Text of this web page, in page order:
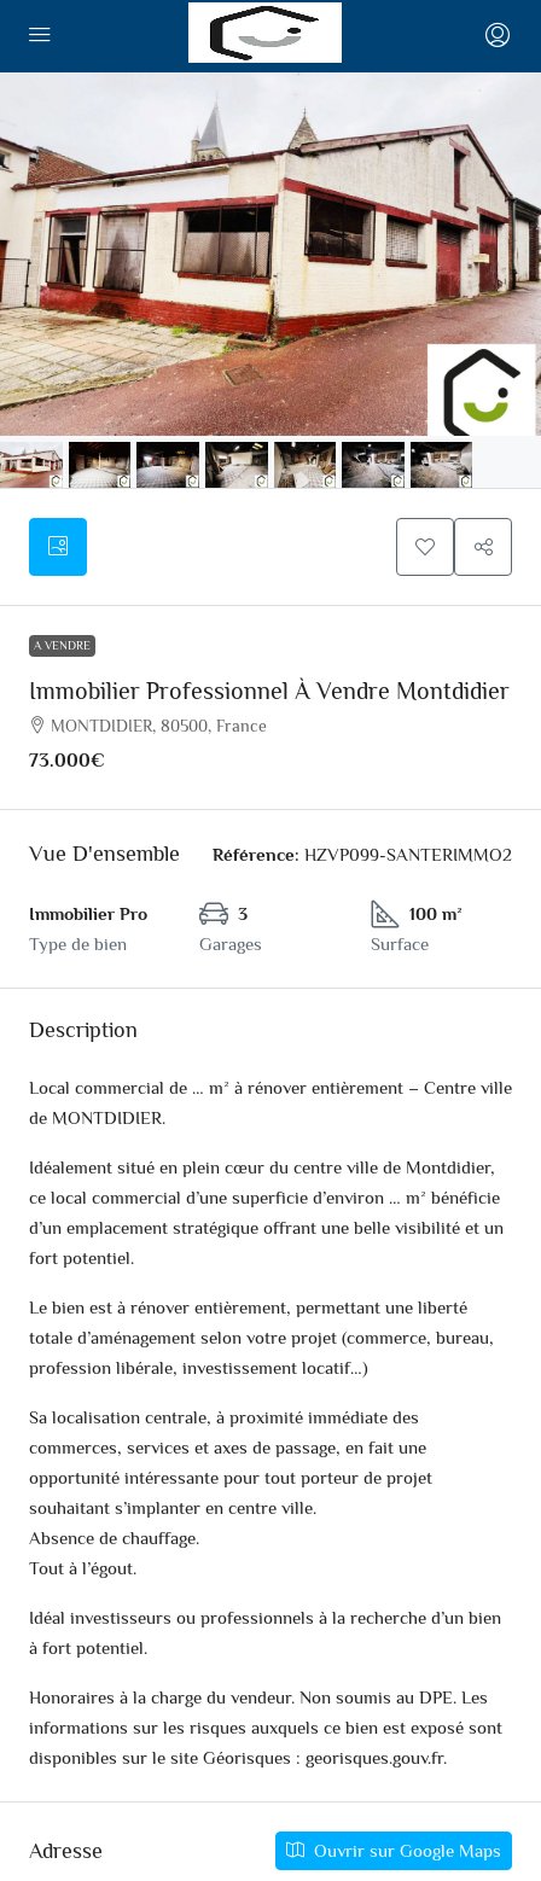
A VENDRE
Immobilier Professionnel À Vendre Montdidier
MONTDIDIER, 80500, France
73.000€
Vue D'ensemble Référence: HZVP099-SANTERIMMO2
Immobilier Pro
Type de bien
3
Garages
100 m²
Surface
Description
Local commercial de … m² à rénover entièrement – Centre ville
de MONTDIDIER.
Idéalement situé en plein cœur du centre ville de Montdidier,
ce local commercial d’une superficie d’environ … m² bénéficie
d’un emplacement stratégique offrant une belle visibilité et un
fort potentiel.
Le bien est à rénover entièrement, permettant une liberté
totale d’aménagement selon votre projet (commerce, bureau,
profession libérale, investissement locatif…)
Sa localisation centrale, à proximité immédiate des
commerces, services et axes de passage, en fait une
opportunité intéressante pour tout porteur de projet
souhaitant s’implanter en centre ville.
Absence de chauffage.
Tout à l’égout.
Idéal investisseurs ou professionnels à la recherche d’un bien
à fort potentiel.
Honoraires à la charge du vendeur. Non soumis au DPE. Les
informations sur les risques auxquels ce bien est exposé sont
disponibles sur le site Géorisques : georisques.gouv.fr.
Adresse Ouvrir sur Google Maps